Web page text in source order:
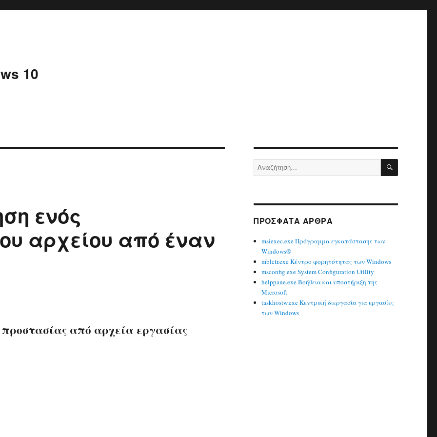
10
ενός
αρχείου από έναν
από αρχεία εργασίας
Αναζήτηση
για:
ΠΡΌΣΦΑΤΑ ΆΡΘΡΑ
msiexec.exe Πρόγραμμα εγκατάστασης των
Windows®
mblctr.exe Κέντρο φορητότητας των Windows
msconfig.exe System Configuration Utility
helppane.exe Βοήθεια και υποστήριξη της
Microsoft
taskhostw.exe Κεντρική διεργασία για εργασίες
των Windows